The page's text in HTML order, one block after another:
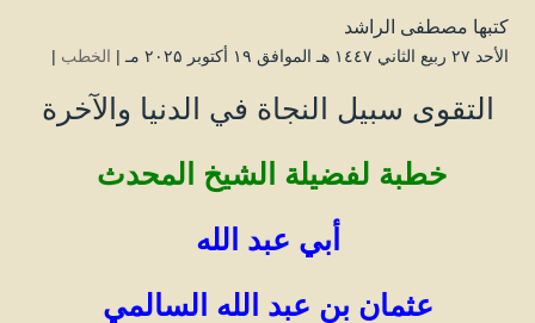
كتبها مصطفى الراشد
الأحد ۲۷ ربيع الثاني ۱٤٤۷ هـ الموافق ۱۹ أكتوبر ۲۰۲۵ مـ | الخطب |
التقوى سبيل النجاة في الدنيا والآخرة
خطبة لفضيلة الشيخ المحدث
أبي عبد الله
عثمان بن عبد الله السالمي